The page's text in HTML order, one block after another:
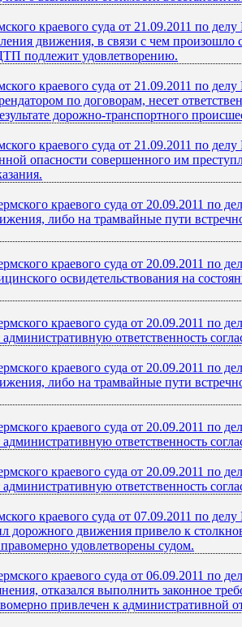
краевого суда от 21.09.2011 по
движения, в связи с чем
подлежит удовлетворению.
краевого суда от 21.09.2011 по
по договорам, несет
дорожно-транспортного
краевого суда от 21.09.2011 по
опасности совершенного им
краевого суда от 20.09.2011 по
либо на трамвайные пути
краевого суда от 20.09.2011 по
освидетельствования на
краевого суда от 20.09.2011 по
административную ответственность
краевого суда от 20.09.2011 по
либо на трамвайные пути
краевого суда от 20.09.2011 по
административную ответственность
краевого суда от 20.09.2011 по
административную ответственность
краевого суда от 07.09.2011 по
дорожного движения привело к
удовлетворены судом.
краевого суда от 06.09.2011 по
отказался выполнить законное
привлечен к административной